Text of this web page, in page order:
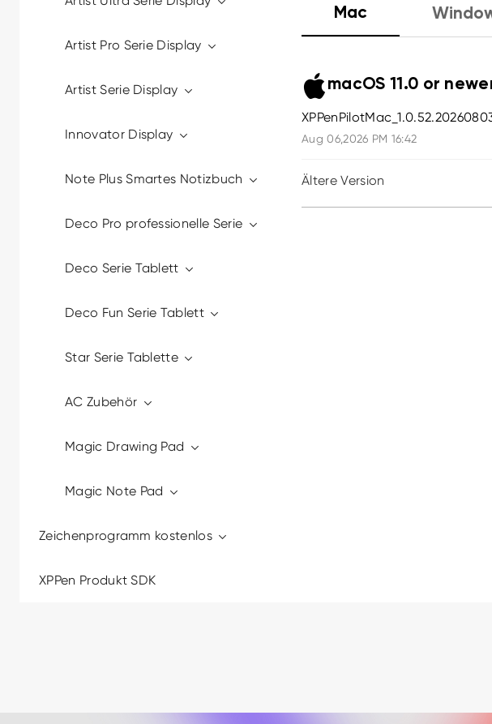
Artist Pro Serie Display
Artist Serie Display
Innovator Display
Note Plus Smartes Notizbuch
Deco Pro professionelle Serie
Deco Serie Tablett
Deco Fun Serie Tablett
Star Serie Tablette
AC Zubehör
Magic Drawing Pad
Magic Note Pad
Zeichenprogramm kostenlos
XPPen Produkt SDK
Mac
macOS 11.0 or
Aug 06,2026 PM 16:42
Ältere Version